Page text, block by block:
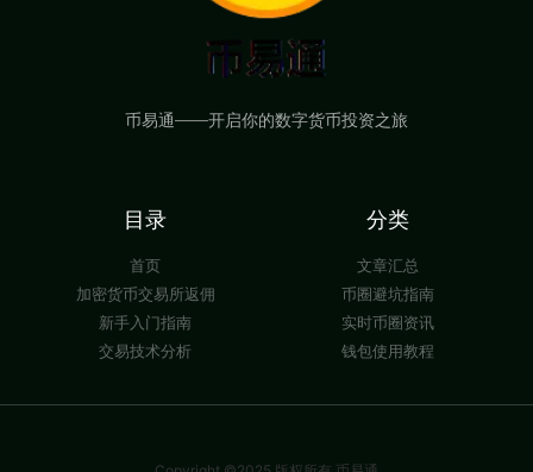
币易通——开启你的数字货币投资之旅
目录
首页
加密货币交易所返佣
新手入门指南
交易技术分析
分类
文章汇总
币圈避坑指南
实时币圈资讯
钱包使用教程